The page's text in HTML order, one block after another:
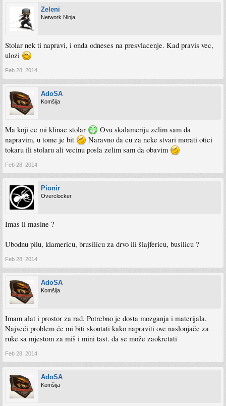
Zeleni
Network Ninja
Stolar nek ti napravi, i onda odneses na presvlacenje. Kad pravis vec,
ulozi
Feb 28, 2014
AdoSA
Komšija
Ma koji ce mi klinac stolar
Ovu skalameriju zelim sam da
napravim, u tome je bit
Naravno da cu za neke stvari morati otici
tokaru ili stolaru ali vecinu posla zelim sam da obavim
Feb 28, 2014
Pionir
Overclocker
Imas li masine ?
Ubodnu pilu, klamericu, brusilicu za drvo ili šlajfericu, busilicu ?
Feb 28, 2014
AdoSA
Komšija
Imam alat i prostor za rad. Potrebno je dosta mozganja i materijala.
Najveći problem će mi biti skontati kako napraviti ove naslonjače za
ruke sa mjestom za miš i mini tast. da se može zaokretati
Feb 28, 2014
AdoSA
Komšija